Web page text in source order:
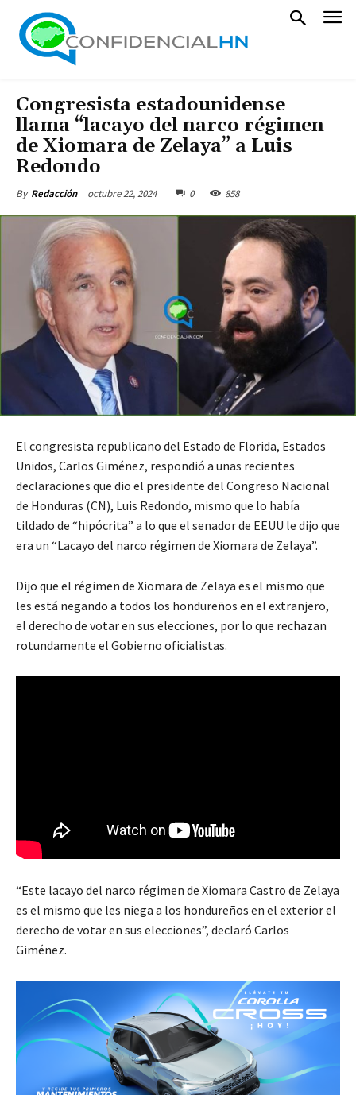
Congresista estadounidense
llama “lacayo del narco régimen
de Xiomara de Zelaya” a Luis
Redondo
By Redacción octubre 22, 2024 0 858
El congresista republicano del Estado de Florida, Estados
Unidos, Carlos Giménez, respondió a unas recientes
declaraciones que dio el presidente del Congreso Nacional
de Honduras (CN), Luis Redondo, mismo que lo había
tildado de “hipócrita” a lo que el senador de EEUU le dijo que
era un “Lacayo del narco régimen de Xiomara de Zelaya”.
Dijo que el régimen de Xiomara de Zelaya es el mismo que
les está negando a todos los hondureños en el extranjero,
el derecho de votar en sus elecciones, por lo que rechazan
rotundamente el Gobierno oficialistas.
“Este lacayo del narco régimen de Xiomara Castro de Zelaya
es el mismo que les niega a los hondureños en el exterior el
derecho de votar en sus elecciones”, declaró Carlos
Giménez.